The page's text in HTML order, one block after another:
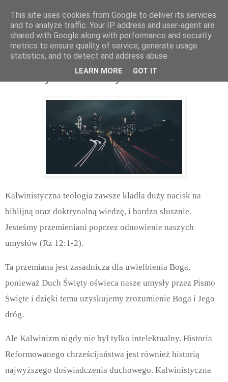
środa, marca 11, 2020
Istota życia kalwinisty
Kalwinistyczna teologia zawsze kładła duży nacisk na
biblijną oraz doktrynalną wiedzę, i bardzo słusznie.
Jesteśmy przemieniani poprzez odnowienie naszych
umysłów (Rz 12:1-2).
Ta przemiana jest zasadnicza dla uwielbienia Boga,
ponieważ Duch Święty oświeca nasze umysły przez Pismo
Święte i dzięki temu uzyskujemy zrozumienie Boga i Jego
dróg.
Ale Kalwinizm nigdy nie był tylko intelektualny. Historia
Reformowanego chrześcijaństwa jest również historią
najwyższego doświadczenia duchowego. Kalwinistyczna
This site uses cookies from Google to deliver its services
and to analyze traffic. Your IP address and user-agent are
shared with Google along with performance and security
metrics to ensure quality of service, generate usage
statistics, and to detect and address abuse.
LEARN MORE GOT IT